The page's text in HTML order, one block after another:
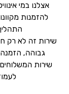
אצלנו במי
להזמנות
שירות זה לא רק
גבוהה, הזמנה
שירות